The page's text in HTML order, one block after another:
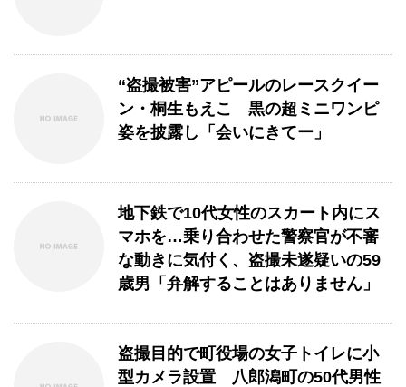
“盗撮被害”アピールのレースクイー
ン・桐生もえこ 黒の超ミニワンピ
姿を披露し「会いにきてー」
地下鉄で10代女性のスカート内にス
マホを…乗り合わせた警察官が不審
な動きに気付く、盗撮未遂疑いの59
歳男「弁解することはありません」
盗撮目的で町役場の女子トイレに小
型カメラ設置 八郎潟町の50代男性